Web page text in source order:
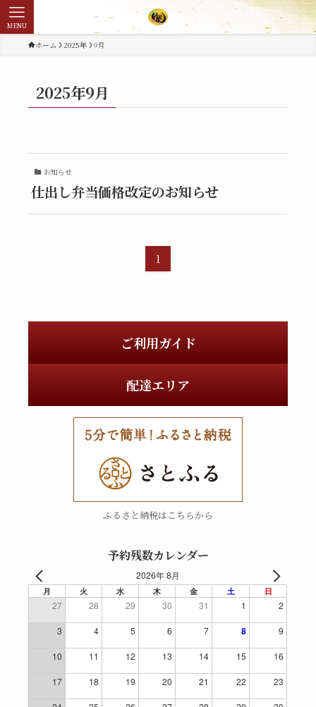
MENU
ホーム 2025年 9月
2025年9月
お知らせ
仕出し弁当価格改定のお知らせ
1
ご利用ガイド
配達エリア
ふるさと納税はこちらから
予約残数カレンダー
2026年 8月
月 火 水 木 金 土 日
27 28 29 30 31 1 2
3 4 5 6 7 8 9
10 11 12 13 14 15 16
17 18 19 20 21 22 23